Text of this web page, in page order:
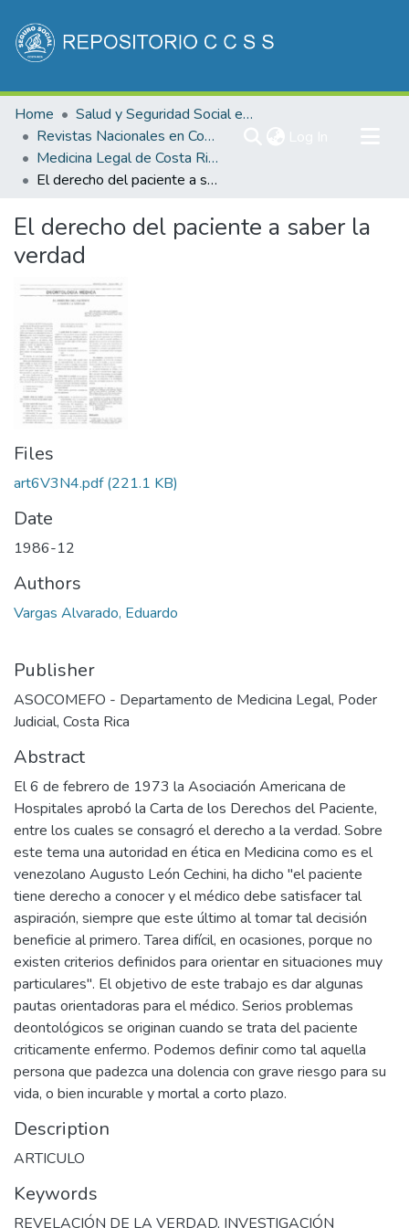
Communities & Collections
All of DSpace
Statistics
Home
Salud y Seguridad Social en Costa Rica
Revistas Nacionales en Costa Rica
Medicina Legal de Costa Rica
El derecho del paciente a saber la verdad
El derecho del paciente a saber la
verdad
Files
art6V3N4.pdf(221.1 KB)
Date
1986-12
Authors
Vargas Alvarado, Eduardo
Publisher
ASOCOMEFO - Departamento de Medicina Legal, Poder
Judicial, Costa Rica
Abstract
El 6 de febrero de 1973 la Asociación Americana de
Hospitales aprobó la Carta de los Derechos del Paciente,
entre los cuales se consagró el derecho a la verdad. Sobre
este tema una autoridad en ética en Medicina como es el
venezolano Augusto León Cechini, ha dicho "el paciente
tiene derecho a conocer y el médico debe satisfacer tal
aspiración, siempre que este último al tomar tal decisión
beneficie al primero. Tarea difícil, en ocasiones, porque no
existen criterios definidos para orientar en situaciones muy
particulares". El objetivo de este trabajo es dar algunas
pautas orientadoras para el médico. Serios problemas
deontológicos se originan cuando se trata del paciente
criticamente enfermo. Podemos definir como tal aquella
persona que padezca una dolencia con grave riesgo para su
vida, o bien incurable y mortal a corto plazo.
Description
ARTICULO
Keywords
REVELACIÓN DE LA VERDAD, INVESTIGACIÓN